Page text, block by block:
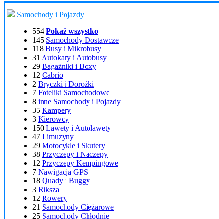
Samochody i Pojazdy
554 Pokaż wszystko
145 Samochody Dostawcze
118 Busy i Mikrobusy
31 Autokary i Autobusy
29 Bagażniki i Boxy
12 Cabrio
2 Bryczki i Dorożki
7 Foteliki Samochodowe
8 inne Samochody i Pojazdy
35 Kampery
3 Kierowcy
150 Lawety i Autolawety
47 Limuzyny
29 Motocykle i Skutery
38 Przyczepy i Naczepy
12 Przyczepy Kempingowe
7 Nawigacja GPS
18 Quady i Buggy
3 Riksza
12 Rowery
21 Samochody Ciężarowe
25 Samochody Chłodnie